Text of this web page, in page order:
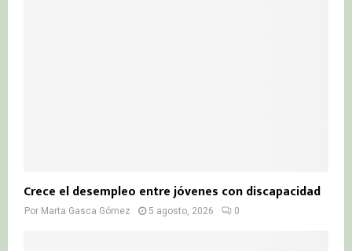
Crece el desempleo entre jóvenes con discapacidad
Por Marta Gasca Gómez 5 agosto, 2026 0